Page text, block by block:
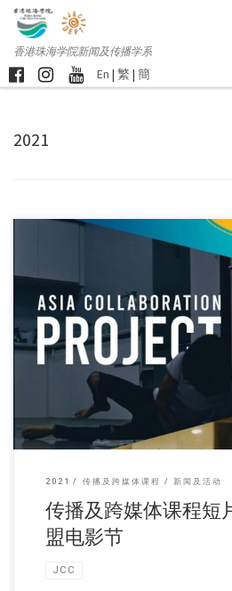
香港珠海学院新闻及传播学系
En | 繁 | 簡
2021
由传播及跨媒体课程贺 […]
2021 传播及跨媒体课程 新闻及活动
传播及跨媒体课程短
盟电影节
JCC